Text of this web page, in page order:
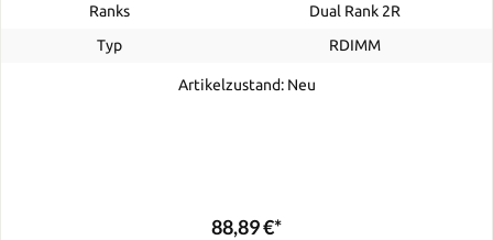
Ranks
Dual Rank 2R
Typ
RDIMM
Artikelzustand: Neu
88,89 €*